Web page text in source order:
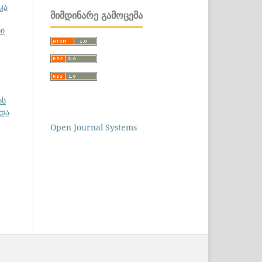
ᲛᲘᲛᲓᲘᲜᲐᲠᲔ ᲒᲐᲛᲝᲪᲔᲛᲐ
Open Journal Systems